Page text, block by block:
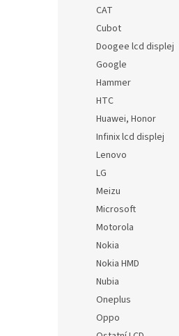
CAT
Cubot
Doogee lcd displej
Google
Hammer
HTC
Huawei, Honor
Infinix lcd displej
Lenovo
LG
Meizu
Microsoft
Motorola
Nokia
Nokia HMD
Nubia
Oneplus
Oppo